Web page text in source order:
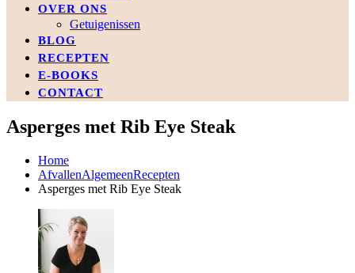
OVER ONS
Getuigenissen
BLOG
RECEPTEN
E-BOOKS
CONTACT
Asperges met Rib Eye Steak
Home
AfvallenAlgemeenRecepten
Asperges met Rib Eye Steak